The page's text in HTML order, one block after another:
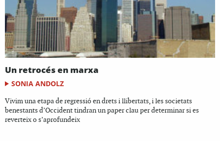
Un retrocés en marxa
SONIA ANDOLZ
Vivim una etapa de regressió en drets i llibertats, i les societats
benestants d’Occident tindran un paper clau per determinar si es
reverteix o s’aprofundeix